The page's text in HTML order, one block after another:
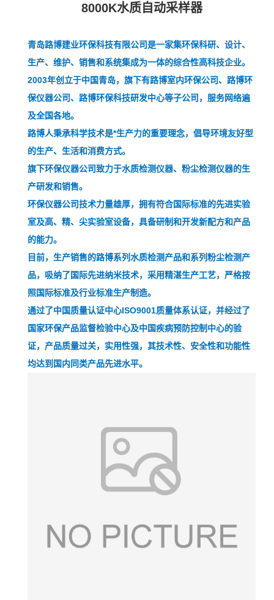
8000K水质自动采样器
青岛路博建业环保科技有限公司是一家集环保科研、设计、
生产、维护、销售和系统集成为一体的综合性高科技企业。
2003年创立于中国青岛，旗下有路博室内环保公司、路博环
保仪器公司、路博环保科技研发中心等子公司，服务网络遍
及全国各地。
路博人秉承科学技术是*生产力的重要理念，倡导环境友好型
的生产、生活和消费方式。
旗下环保仪器公司致力于水质检测仪器、粉尘检测仪器的生
产研发和销售。
环保仪器公司技术力量雄厚，拥有符合国际标准的先进实验
室及高、精、尖实验室设备，具备研制和开发新配方和产品
的能力。
目前，生产销售的路博系列水质检测产品和系列粉尘检测产
品，吸纳了国际先进纳米技术，采用精湛生产工艺，严格按
照国际标准及行业标准生产制造。
通过了中国质量认证中心ISO9001质量体系认证，并经过了
国家环保产品监督检验中心及中国疾病预防控制中心的验
证，产品质量过关，实用性强，其技术性、安全性和功能性
均达到国内同类产品先进水平。